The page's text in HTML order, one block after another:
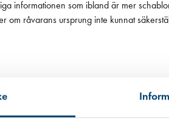
informationen som ibland är mer
råvarans ursprung inte kunnat